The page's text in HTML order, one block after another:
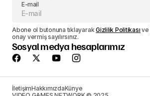
E-mail
Abone ol butonuna tıklayarakGizlilik Politikası ve
onay vermiş sayılırsınız.
Sosyal medya hesaplarımız
İletişimHakkımızdaKünye